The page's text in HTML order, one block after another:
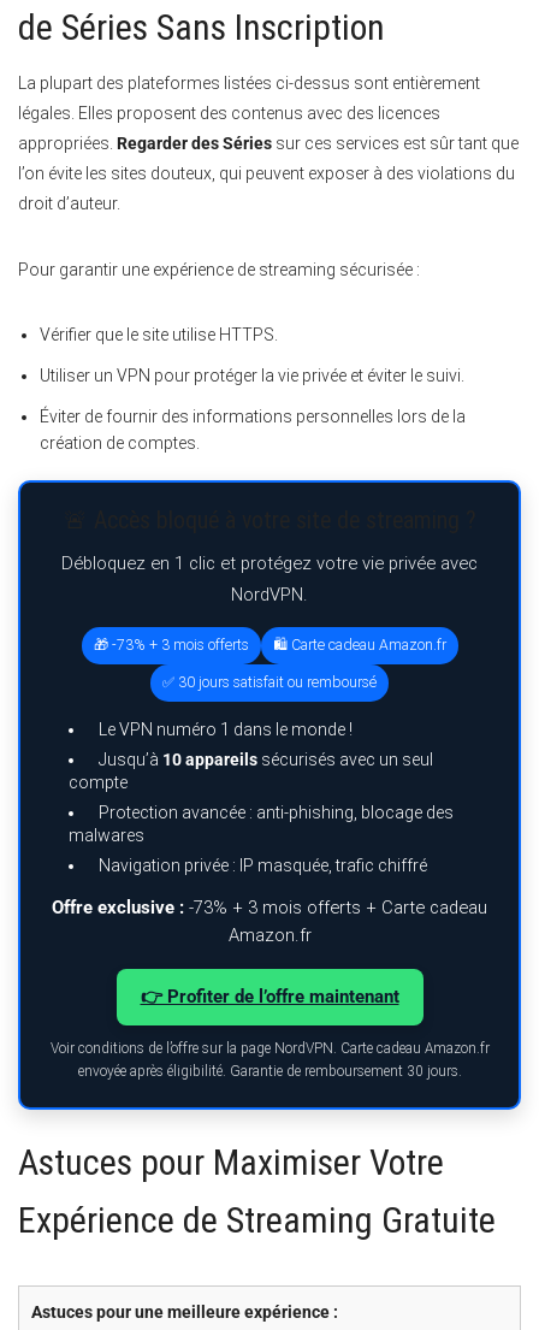
de Séries Sans Inscription
La plupart des plateformes listées ci-dessus sont entièrement
légales. Elles proposent des contenus avec des licences
appropriées. Regarder des Séries sur ces services est sûr tant que
l’on évite les sites douteux, qui peuvent exposer à des violations du
droit d’auteur.
Pour garantir une expérience de streaming sécurisée :
Vérifier que le site utilise HTTPS.
Utiliser un VPN pour protéger la vie privée et éviter le suivi.
Éviter de fournir des informations personnelles lors de la
création de comptes.
Débloquez en 1 clic et protégez votre vie privée avec
NordVPN.
🎁 -73% + 3 mois offerts 🛍️ Carte cadeau Amazon.fr
✅ 30 jours satisfait ou remboursé
Le VPN numéro 1 dans le monde !
Jusqu’à 10 appareils sécurisés avec un seul
compte
Protection avancée : anti-phishing, blocage des
malwares
Navigation privée : IP masquée, trafic chiffré
Offre exclusive : -73% + 3 mois offerts + Carte cadeau
Amazon.fr
👉 Profiter de l’offre maintenant
Voir conditions de l’offre sur la page NordVPN. Carte cadeau Amazon.fr
envoyée après éligibilité. Garantie de remboursement 30 jours.
Astuces pour Maximiser Votre
Expérience de Streaming Gratuite
Astuces pour une meilleure expérience :